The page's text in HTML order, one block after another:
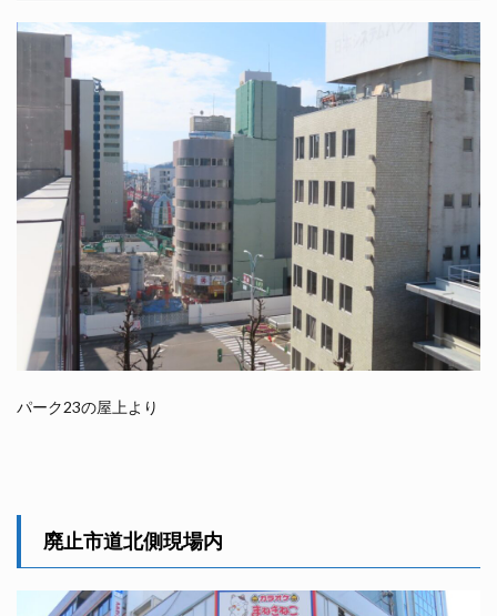
パーク23の屋上より
廃止市道北側現場内